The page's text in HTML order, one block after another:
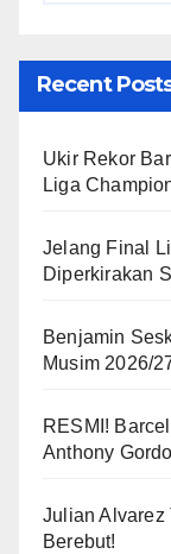
Recent
Ukir Rekor
Liga
Jelang Final
Diperkirakan
Benjamin
Musim 2026/
RESMI!
Anthony
Julian Alvarez
Berebut!